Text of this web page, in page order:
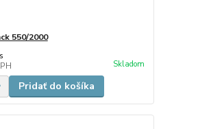
550/2000
Skladom
Pridať do košíka